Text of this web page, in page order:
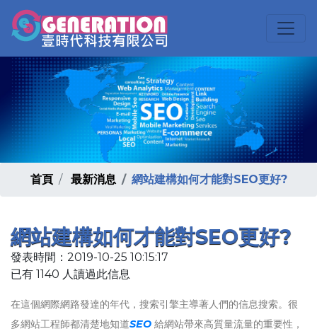
首頁 最新消息 網站建構如何才能對SEO更好?
網站建構如何才能對SEO更好?
發表時間：2019-10-25 10:15:17
已有 1140 人讀過此信息
在這個網際網路發達的年代，搜索引擎主導著人們的信息搜索。很
多網站工程師都清楚地知道SEO 給網站帶來高質量流量的重要性，